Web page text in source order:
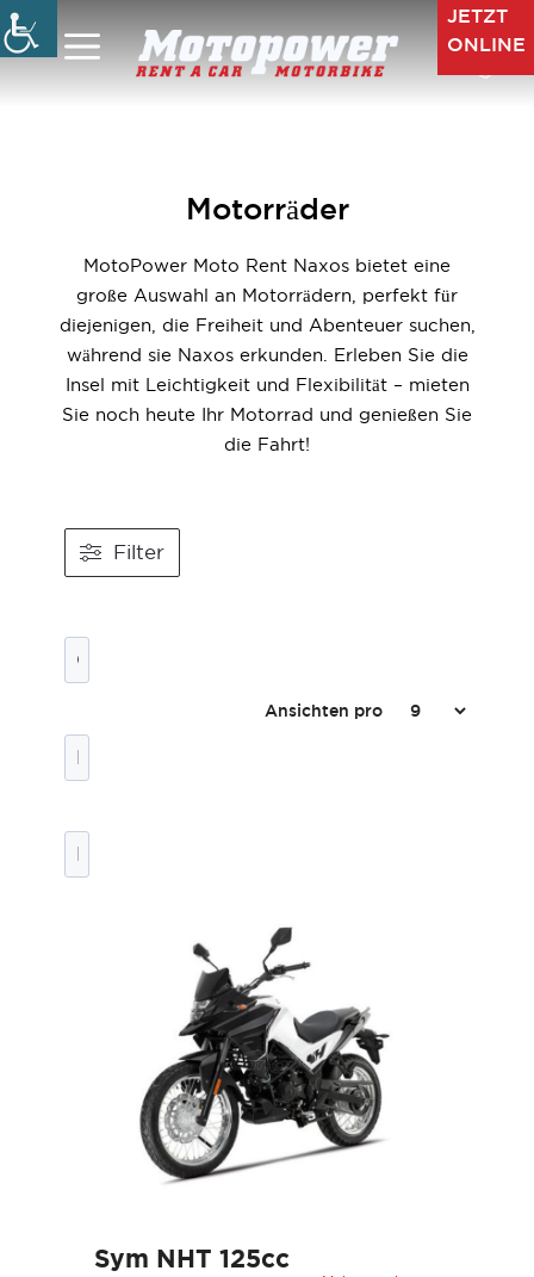
Zum
Inhalt
JETZT
ONLINE
Menü
Motorräder
MotoPower Moto Rent Naxos bietet eine
große Auswahl an Motorrädern, perfekt für
diejenigen, die Freiheit und Abenteuer suchen,
während sie Naxos erkunden. Erleben Sie die
Insel mit Leichtigkeit und Flexibilität – mieten
Sie noch heute Ihr Motorrad und genießen Sie
die Fahrt!
Filter
Ansichten pro
Sym NHT 125cc